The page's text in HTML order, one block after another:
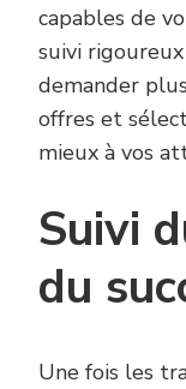
capables de
suivi
demander
offres et
mieux à vos
Suivi
du
Une fois les